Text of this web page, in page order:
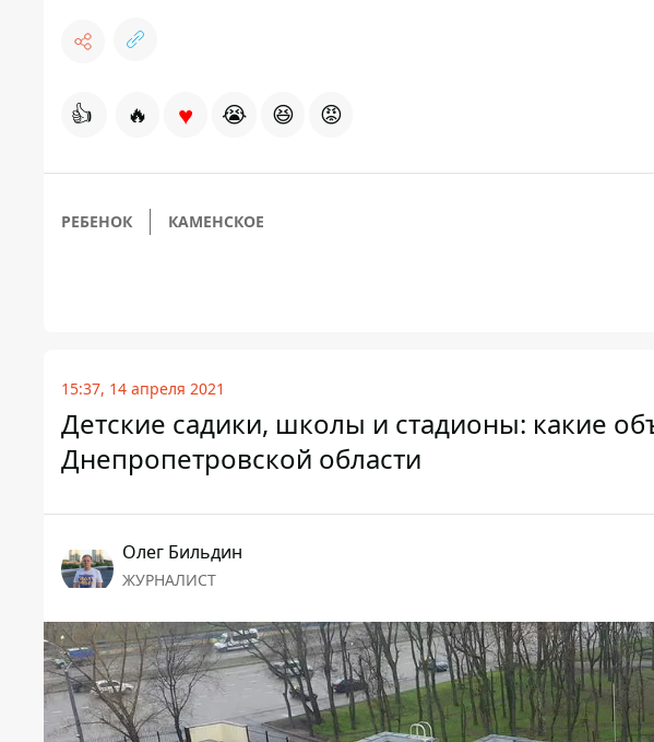
👍 🔥 ♥ 😭 😆 😡
РЕБЕНОК КАМЕНСКОЕ
15:37, 14 апреля 2021
Детские садики, школы и стадионы: какие
Днепропетровской области
Олег Бильдин
ЖУРНАЛИСТ